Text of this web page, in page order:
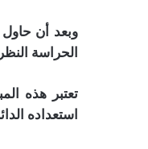
وبعد أن
الحراسة
تعتبر هذه
استعداده